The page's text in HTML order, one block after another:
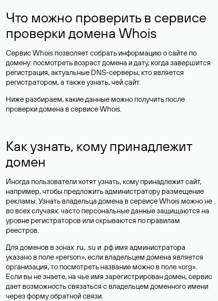
Что можно проверить в сервисе
проверки домена Whois
Сервис Whois позволяет собрать информацию о сайте по
домену: посмотреть возраст домена и дату, когда завершится
регистрация, актуальные DNS-серверы, кто является
регистратором, а также узнать, чей сайт.
Ниже разбираем, какие данные можно получить после
проверки домена в сервисе Whois.
Как узнать, кому принадлежит
домен
Иногда пользователи хотят узнать, кому принадлежит сайт,
например, чтобы предложить администратору размещение
рекламы. Узнать владельца домена в сервисе Whois можно не
во всех случаях: часто персональные данныезащищаются на
уровне регистраторов или скрываются по правилам
реестров.
Для доменов в зонах .ru, .su и .рф имя администратора
указано в поле «person», если владельцем домена является
организация, то посмотреть название можно в поле «org».
Если вы не знаете, на чье имя зарегистрирован домен, сервис
дает возможность связаться с владельцем доменного имени
через форму обратной связи.